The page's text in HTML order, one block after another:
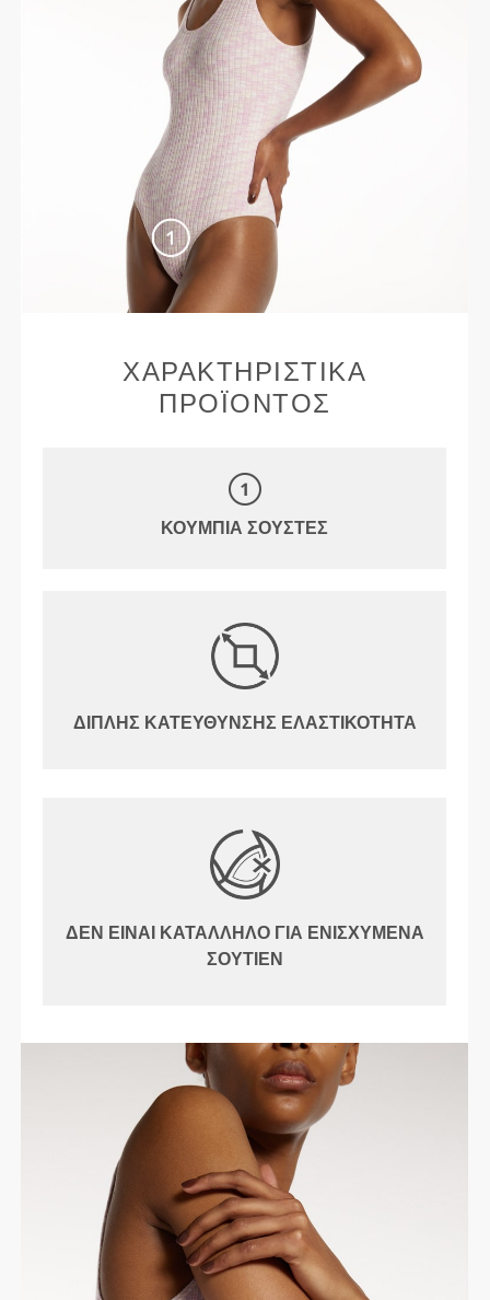
ΧΑΡΑΚΤΗΡΙΣΤΙΚΆ
ΠΡΟΪΌΝΤΟΣ
ΚΟΥΜΠΙΆ ΣΟΎΣΤΕΣ
ΔΙΠΛΉΣ ΚΑΤΕΎΘΥΝΣΗΣ ΕΛΑΣΤΙΚΌΤΗΤΑ
ΔΕΝ ΕΊΝΑΙ ΚΑΤΆΛΛΗΛΟ ΓΙΑ ΕΝΙΣΧΥΜΈΝΑ
ΣΟΥΤΙΈΝ